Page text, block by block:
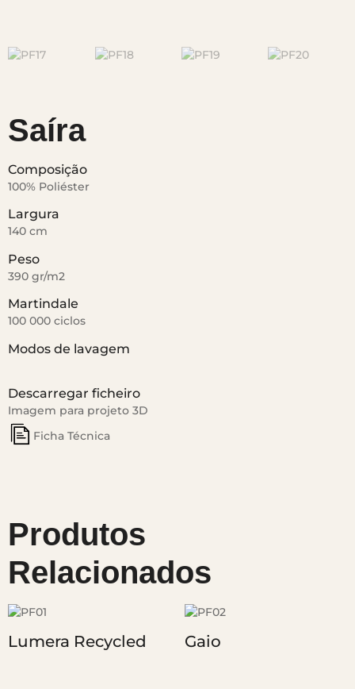
Saíra
Composição
100% Poliéster
Largura
140 cm
Peso
390 gr/m2
Martindale
100 000 ciclos
Modos de lavagem
Descarregar ficheiro
Imagem para projeto 3D
Ficha Técnica
Produtos
Relacionados
Lumera Recycled Gaio